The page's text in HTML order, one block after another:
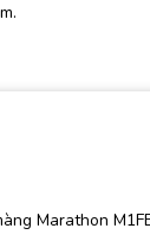
Marathon